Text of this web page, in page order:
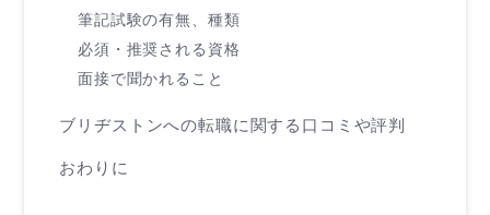
筆記試験の有無、種類
必須・推奨される資格
面接で聞かれること
ブリヂストンへの転職に関する口コミや評判
おわりに